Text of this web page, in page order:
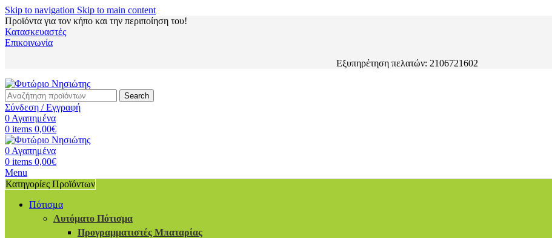
Skip to navigation Skip to main content
Προϊόντα για τον κήπο και την περιποίηση του!
Κατασκευαστές
Επικοινωνία
Εξυπηρέτηση πελατών: 2106721602
Search
Σύνδεση / Εγγραφή
0 Αγαπημένα
0 items 0,00€
0 Αγαπημένα
0 items 0,00€
Menu
Κατηγορίες Προϊόντων
Πότισμα
Αυτόματο Πότισμα
Προγραμματιστές Μπαταρίας